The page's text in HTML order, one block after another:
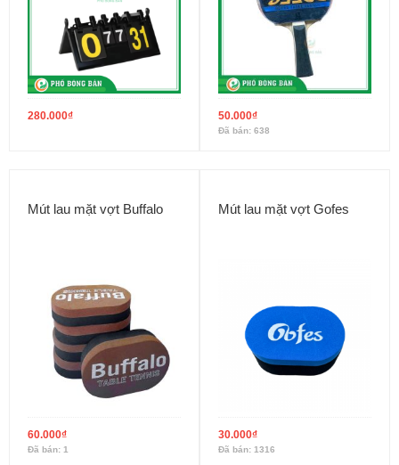
280.000₫ 50.000₫
Đã bán: 638
Mút lau mặt vợt Buffalo
60.000₫
Đã bán: 1
Mút lau mặt vợt Gofes
30.000₫
Đã bán: 1316